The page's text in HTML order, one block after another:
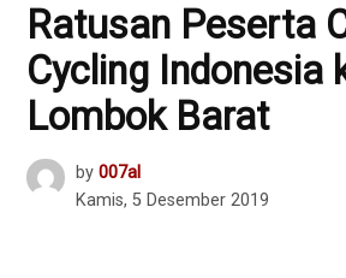
Ratusan Peserta
Cycling Indonesia
Lombok Barat
by 007al
Kamis, 5 Desember 2019